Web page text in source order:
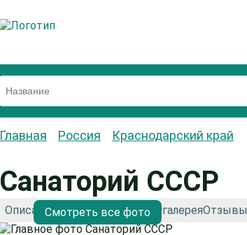
Главная Россия Краснодарский край
Санаторий СССР
ОписаниеКак добратьсяФотогалереяОтзывы
Смотреть все фото